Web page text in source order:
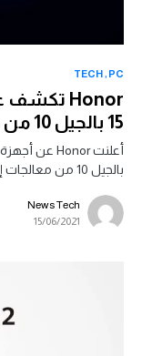
PC
TECH
15 بالجيل 10 من معالجات إنتل
بالجيل 10 من معالجات إنتل، وتصميم…
News Tech
15/06/2021